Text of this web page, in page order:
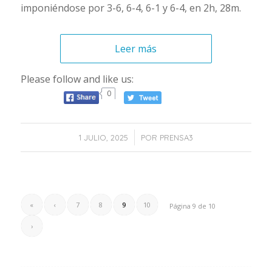
imponiéndose por 3-6, 6-4, 6-1 y 6-4, en 2h, 28m.
Leer más
Please follow and like us:
0
1 JULIO, 2025
/ POR PRENSA3
Página 9 de 10
« ‹ 7 8 9 10
›